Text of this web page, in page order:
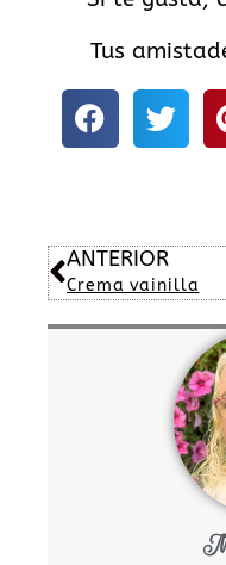
Tus
Ant
ANTERIOR
Crema vainilla